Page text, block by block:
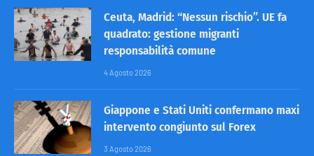
Ceuta, Madrid: “Nessun rischio”. UE fa
quadrato: gestione migranti
responsabilità comune
4 Agosto 2026
Giappone e Stati Uniti confermano maxi
intervento congiunto sul Forex
3 Agosto 2026